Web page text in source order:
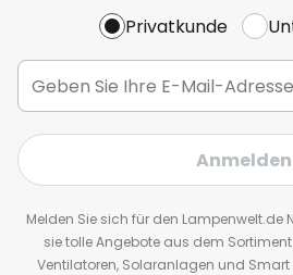
Privatkunde
Anmelden
Melden Sie sich für den Lampenwelt.de
sie tolle Angebote aus dem
Ventilatoren, Solaranlagen und Smart